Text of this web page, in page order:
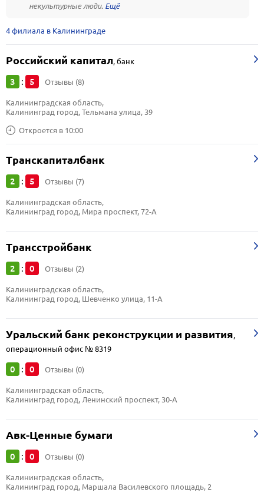
некультурные люди.
4 филиала в Калининграде
Российский капитал,банк
3 : 5 Отзывы (8)
Откроется в 10:00
Калининградская область,
Калининград город, Тельмана улица, 39
Транскапиталбанк
2 : 5 Отзывы (7)
Калининградская область,
Калининград город, Мира проспект, 72-А
Трансстройбанк
2 : 0 Отзывы (2)
Калининградская область,
Калининград город, Шевченко улица, 11-А
Уральский банк реконструкции и развития,
операционный офис № 8319
0 : 0 Отзывы (0)
Калининградская область,
Калининград город, Ленинский проспект, 30-А
Авк-Ценные бумаги
0 : 0 Отзывы (0)
Калининградская область,
Калининград город, Маршала Василевского площадь, 2